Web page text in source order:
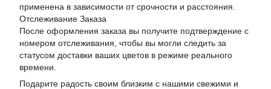
применена в зависимости от срочности и расстояния.
Отслеживание Заказа
После оформления заказа вы получите подтверждение с
номером отслеживания, чтобы вы могли следить за
статусом доставки ваших цветов в режиме реального
времени.
Подарите радость своим близким с нашими свежими и